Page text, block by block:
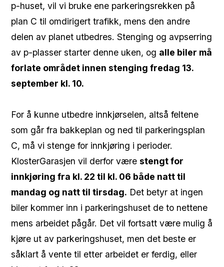
p-huset, vil vi bruke ene parkeringsrekken på
plan C til omdirigert trafikk, mens den andre
delen av planet utbedres. Stenging og avpserring
av p-plasser starter denne uken, og alle biler må
forlate området innen stenging fredag 13.
september kl. 10.
For å kunne utbedre innkjørselen, altså feltene
som går fra bakkeplan og ned til parkeringsplan
C, må vi stenge for innkjøring i perioder.
KlosterGarasjen vil derfor værestengt for
innkjøring fra kl. 22 til kl. 06 både natt til
mandag og natt til tirsdag. Det betyr at ingen
biler kommer inn i parkeringshuset de to nettene
mens arbeidet pågår. Det vil fortsatt være mulig å
kjøre ut av parkeringshuset, men det beste er
såklart å vente til etter arbeidet er ferdig, eller